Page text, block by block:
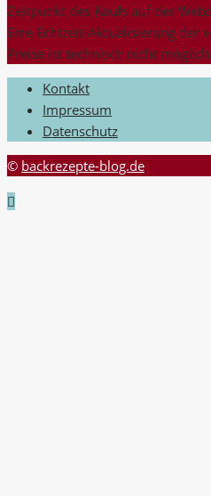
Zeitpunkt des Kaufs auf der
Eine Echtzeit-Aktualisierung der
Preise ist technisch nicht möglich.
Kontakt
Impressum
Datenschutz
© backrezepte-blog.de